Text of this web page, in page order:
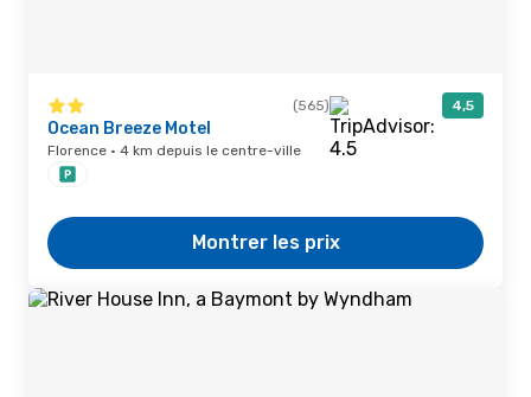
(565) 4,5
Ocean Breeze Motel
Florence · 4 km depuis le centre-ville
Montrer les prix